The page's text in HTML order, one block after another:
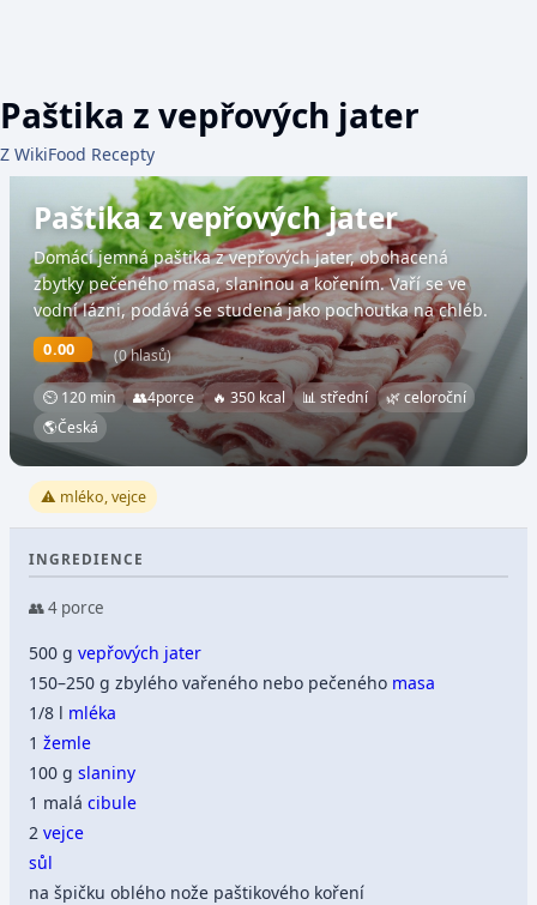
Paštika z vepřových jater
Z WikiFood Recepty
Paštika z vepřových jater
Domácí jemná paštika z vepřových jater, obohacená
zbytky pečeného masa, slaninou a kořením. Vaří se ve
vodní lázni, podává se studená jako pochoutka na chléb.
0.00 (0 hlasů)
⏲ 120 min 👥4porce 🔥 350 kcal 📊 střední
🌿 celoroční
🌎Česká
⚠️ mléko, vejce
INGREDIENCE
👥 4 porce
500 gvepřových jater
150–250 g zbylého vařeného nebo pečeného masa
1/8 l mléka
1žemle
100 gslaniny
1 malácibule
2vejce
sůl
na špičku oblého nože paštikového koření